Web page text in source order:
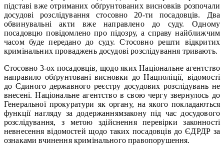
підставі вже отриманих обґрунтованих висновків розпочали
досудові розслідування стосовно 20-ти посадовців. Два
обвинувальні акти вже направлено до суду. Одному
посадовцю повідомлено про підозру, а справу найближчим
часом буде передано до суду. Стосовно решти відкритих
кримінальних проваджень досудові розслідування тривають.
Стосовно 3-ох посадовців, щодо яких Національне агентство
направило обґрунтовані висновки до Нацполіції, відомості
до Єдиного державного реєстру досудових розслідувань не
внесені. Національне агентство в свою чергу звернулось до
Генеральної прокуратури як органу, на якого покладаються
функції нагляду за додержаннямзакону під час досудового
розслідування, з метою здійснення перевірки законності
невнесення відомостей щодо таких посадовців до ЄДРДР за
ознаками вчинення кримінального правопорушення.